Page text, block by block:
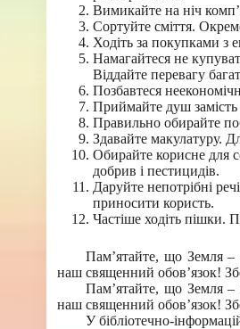
Вимикайте на ніч
Сортуйте сміття.
Ходіть за покупками з
Намагайтеся не
Віддайте перевагу
Позбавтеся
Приймайте душ
Правильно обирайте
Здавайте макулатуру.
Обирайте корисне для
добрив і пестицидів.
Даруйте непотрібні
приносити користь.
Частіше ходіть пішки.
Пам’ятайте, що Земля
наш священний обов’язок!
Пам’ятайте, що Земля
наш священний обов’язок!
У бібліотечно-